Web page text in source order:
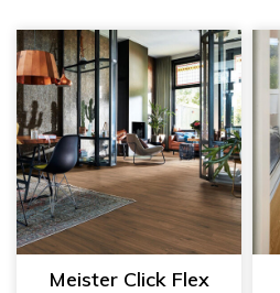
Meister Click Flex